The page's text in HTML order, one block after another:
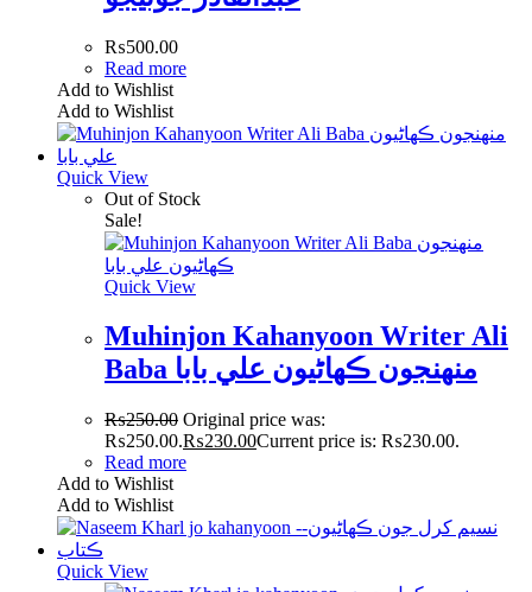
₨500.00
Read more
Add to Wishlist
Add to Wishlist
Quick View
Out of Stock
Sale!
Quick View
Muhinjon Kahanyoon Writer Ali
Baba منھنجون ڪھاڻيون علي بابا
₨250.00 Original price was:
₨250.00.₨230.00Current price is: ₨230.00.
Read more
Add to Wishlist
Add to Wishlist
Quick View